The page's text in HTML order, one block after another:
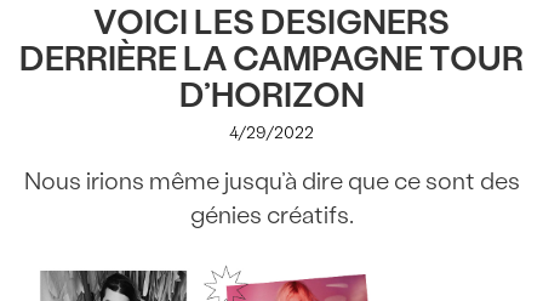
LE BON MOMENT? C'EST QUAND TU VEUX.
MAGASINER POUR LA RENTRÉE.
TON NOUVEAU SAC JANSPORT 🎒 VIENT AVEC UN
PORTE-CLÉS GRATUIT.
LES NOUVELLES COULEURS DE SALOMON SONT EN
VOICI LES DESIGNERS
DERRIÈRE LA CAMPAGNE TOUR
D’HORIZON
4/29/2022
Nous irions même jusqu’à dire que ce sont des
génies créatifs.